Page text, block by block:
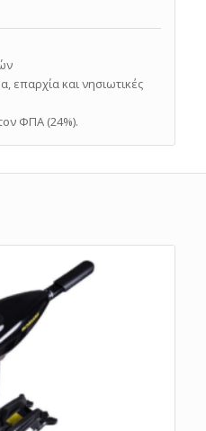
επαρχία και νησιωτικές
ΦΠΑ (24%).